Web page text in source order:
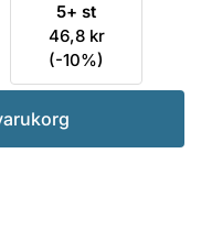
5+ st
46,8 kr
(-10%)